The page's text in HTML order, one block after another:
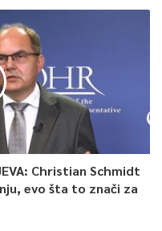
javnost jeste – zašto
orijentalne
Roman Hloben, pojasnio
rata tražio sigurno
Evropi. Nakon
procijenio je da će
Christian Schmidt
evo šta to znači za